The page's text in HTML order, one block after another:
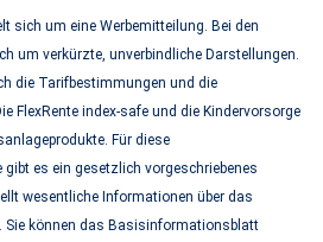
sich um eine Werbemitteilung. Bei den
um verkürzte, unverbindliche Darstellungen.
die Tarifbestimmungen und die
FlexRente index-safe und die Kindervorsorge
Für diese
es ein gesetzlich vorgeschriebenes
wesentliche Informationen über das
Sie können das Basisinformationsblatt